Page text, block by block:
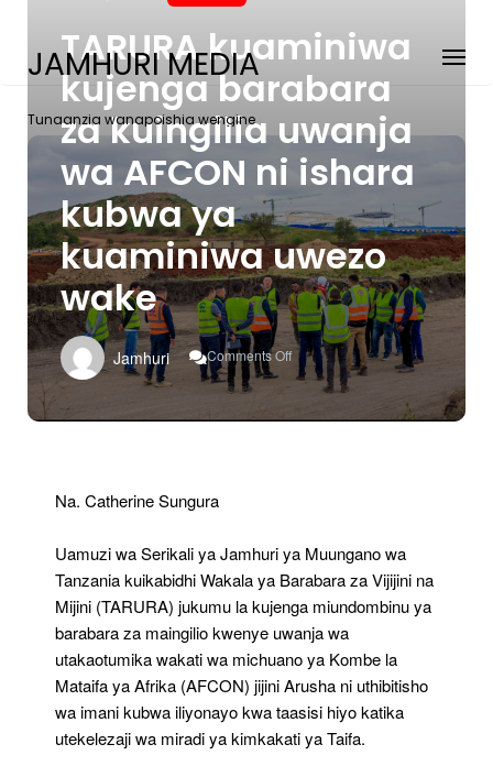
JAMHURI MEDIA
Tunaanzia wanapoishia wengine
TARURA kuaminiwa
kujenga barabara
za kuingilia uwanja
wa AFCON ni ishara
kubwa ya
kuaminiwa uwezo
wake
Jamhuri Comments Off
On
TARURA
Kuaminiwa
Ni
Ishara
Ya
Kuaminiwa
Uwezo
Wake
Na. Catherine Sungura
Uamuzi wa Serikali ya Jamhuri ya Muungano wa
Tanzania kuikabidhi Wakala ya Barabara za Vijijini na
Mijini (TARURA) jukumu la kujenga miundombinu ya
barabara za maingilio kwenye uwanja wa
utakaotumika wakati wa michuano ya Kombe la
Mataifa ya Afrika (AFCON) jijini Arusha ni uthibitisho
wa imani kubwa iliyonayo kwa taasisi hiyo katika
utekelezaji wa miradi ya kimkakati ya Taifa.